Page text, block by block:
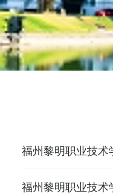
福州黎明职业技术
福州黎明职业技术